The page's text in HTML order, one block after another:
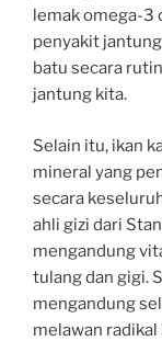
lemak omega-3
penyakit
batu secara
jantung kita.
Selain itu, ikan
mineral yang
secara
ahli gizi dari
mengandung
tulang dan gigi.
mengandung
melawan